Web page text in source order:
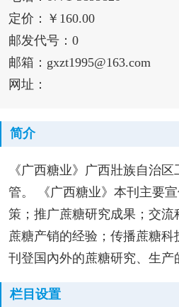
定价：￥160.00
邮发代号：0
邮箱：gxzt1995@163.com
网址：
简介
《广西糖业》广西壯族自治
管。 《广西糖业》本刊主要
策；推广蔗糖研究成果；交流
蔗糖产销的经验；传播蔗糖科
刊登国內外的蔗糖研究、生产
栏目设置